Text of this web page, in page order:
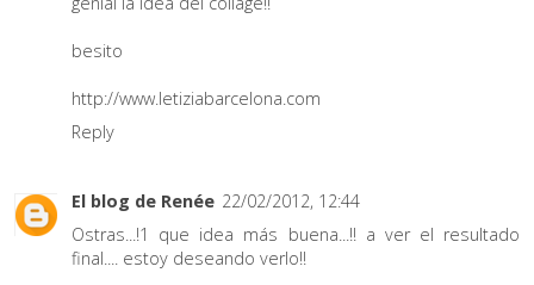
besito
http://www.letiziabarcelona.com
Reply
El blog de Renée 22/02/2012, 12:44
Ostras...!1 que idea más buena...!! a ver el resultado
final.... estoy deseando verlo!!